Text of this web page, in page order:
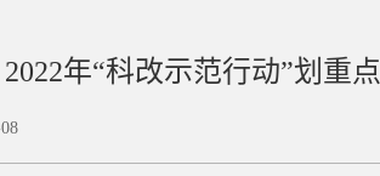
年“科改示范行动”划重点